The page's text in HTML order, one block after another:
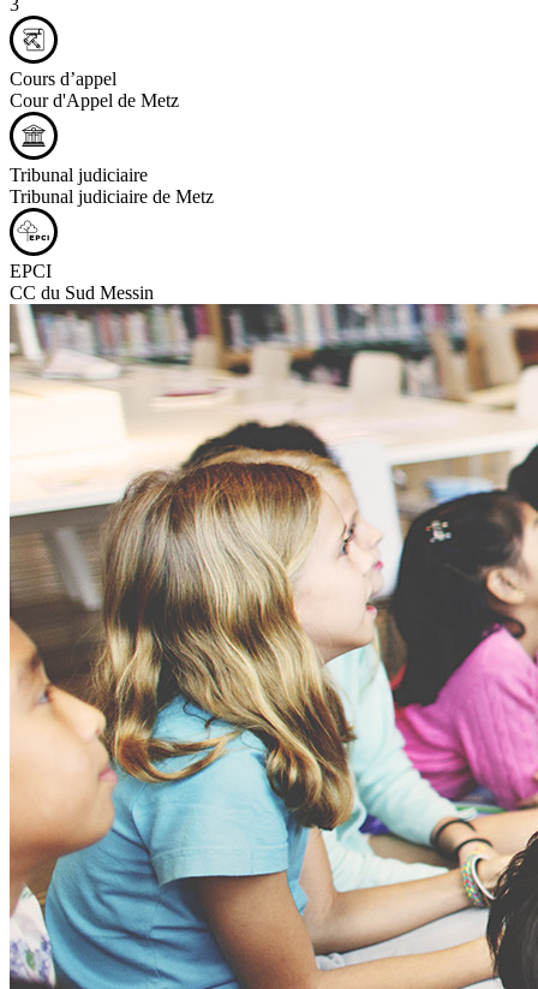
3
Cours d’appel
Cour d'Appel de Metz
Tribunal judiciaire
Tribunal judiciaire de Metz
EPCI
CC du Sud Messin